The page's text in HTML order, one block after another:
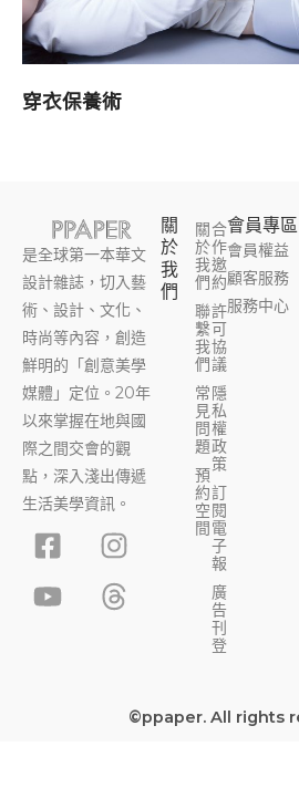
穿衣保養術
是全球第一本華文
設計雜誌，切入藝
術、設計、文化、
時尚等內容，創造
鮮明的「創意美學
媒體」定位。20年
以來掌握在地與國
際之間交會的觀
點，深入淺出傳遞
生活美學資訊。
F
a
c
I
n
s
t
Y
o
u
T
h
r
e
關
於
我
們
關
於
我
們
聯
繫
我
們
常
見
問
題
預
約
空
間
合
作
邀
約
許
可
協
議
隱
私
權
政
策
訂
閱
電
子
報
廣
告
刊
登
會員專區​
會員權益
顧客服務
服務中心
©ppaper. All rights